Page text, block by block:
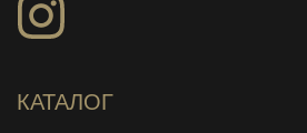
КАТАЛОГ